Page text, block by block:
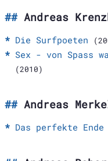
Andreas
Die Surfpoeten
Sex - von Spass
(2010)
Andreas
Das perfekte Ende